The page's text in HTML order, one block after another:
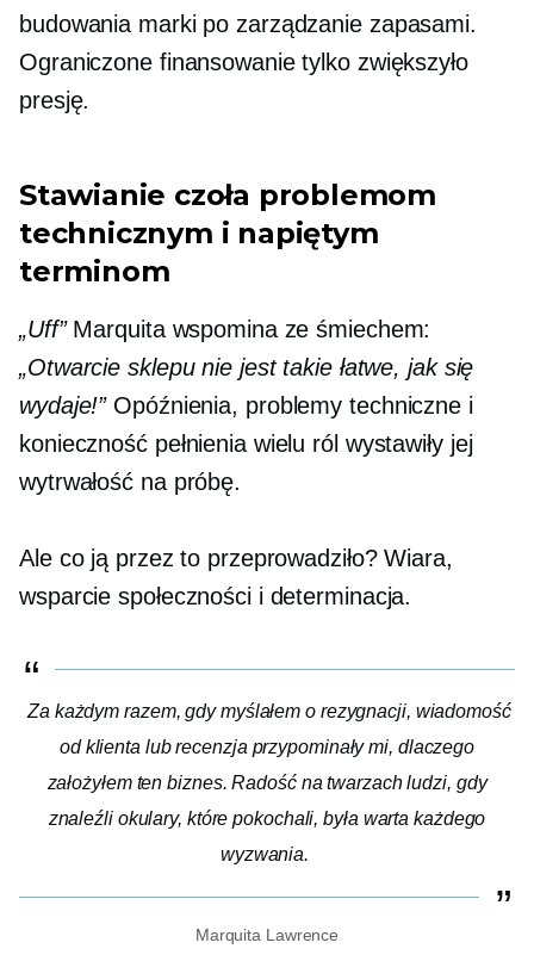
budowania marki po zarządzanie zapasami.
Ograniczone finansowanie tylko zwiększyło
presję.
Stawianie czoła problemom
technicznym i napiętym
terminom
„Uff”Marquita wspomina ze śmiechem:
„Otwarcie sklepu nie jest takie łatwe, jak się
wydaje!”Opóźnienia, problemy techniczne i
konieczność pełnienia wielu ról wystawiły jej
wytrwałość na próbę.
Ale co ją przez to przeprowadziło? Wiara,
wsparcie społeczności i determinacja.
Za każdym razem, gdy myślałem o rezygnacji, wiadomość
od klienta lub recenzja przypominały mi, dlaczego
założyłem ten biznes. Radość na twarzach ludzi, gdy
znaleźli okulary, które pokochali, była warta każdego
wyzwania.
Marquita Lawrence